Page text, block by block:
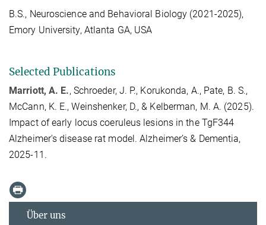
B.S., Neuroscience and Behavioral Biology (2021-2025),
Emory University, Atlanta GA, USA
Selected Publications
Marriott, A. E., Schroeder, J. P., Korukonda, A., Pate, B. S.,
McCann, K. E., Weinshenker, D., & Kelberman, M. A. (2025).
Impact of early locus coeruleus lesions in the TgF344
Alzheimer's disease rat model. Alzheimer’s & Dementia,
2025-11.
Über uns